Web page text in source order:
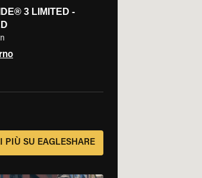
3 LIMITED -
PIÙ SU EAGLESHARE